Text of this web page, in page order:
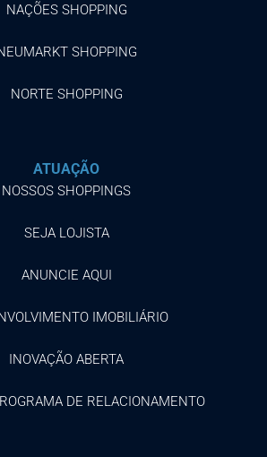
NAÇÕES SHOPPING
SHOPPING
NORTE SHOPPING
ATUAÇÃO
NOSSOS SHOPPINGS
SEJA LOJISTA
ANUNCIE AQUI
IMOBILIÁRIO
INOVAÇÃO ABERTA
DE RELACIONAMENTO